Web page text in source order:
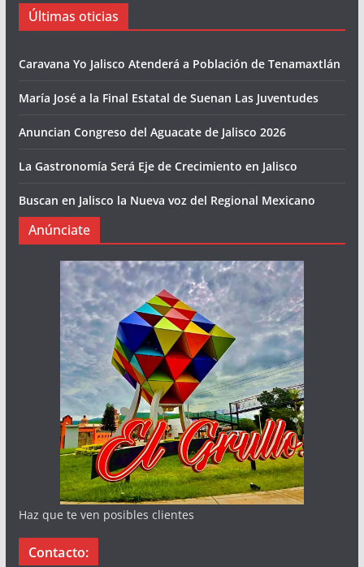
Últimas oticias
Caravana Yo Jalisco Atenderá a Población de Tenamaxtlán
María José a la Final Estatal de Suenan Las Juventudes
Anuncian Congreso del Aguacate de Jalisco 2026
La Gastronomía Será Eje de Crecimiento en Jalisco
Buscan en Jalisco la Nueva voz del Regional Mexicano
Anúnciate
Haz que te ven posibles clientes
Contacto: